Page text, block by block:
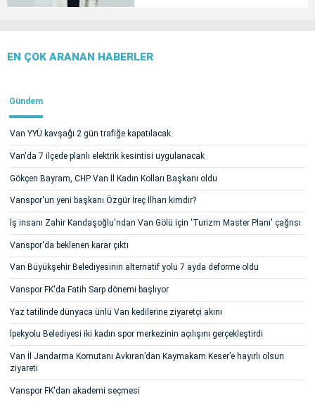
EN ÇOK ARANAN HABERLER
Gündem
Van YYÜ kavşağı 2 gün trafiğe kapatılacak
Van'da 7 ilçede planlı elektrik kesintisi uygulanacak
Gökçen Bayram, CHP Van İl Kadın Kolları Başkanı oldu
Vanspor'un yeni başkanı Özgür İreç İlhan kimdir?
İş insanı Zahir Kandaşoğlu'ndan Van Gölü için 'Turizm Master Planı' çağrısı
Vanspor'da beklenen karar çıktı
Van Büyükşehir Belediyesinin alternatif yolu 7 ayda deforme oldu
Vanspor FK'da Fatih Sarp dönemi başlıyor
Yaz tatilinde dünyaca ünlü Van kedilerine ziyaretçi akını
İpekyolu Belediyesi iki kadın spor merkezinin açılışını gerçekleştirdi
Van İl Jandarma Komutanı Avkıran’dan Kaymakam Keser’e hayırlı olsun
ziyareti
Vanspor FK'dan akademi seçmesi